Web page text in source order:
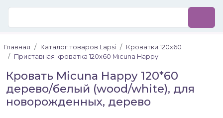
Главная Каталог товаров Lapsi
Кроватки 120х60
Приставная кроватка 120х60 Micuna Happy
Кровать Micuna Happy 120*60
дерево/белый (wood/white), для
новорожденных, дерево